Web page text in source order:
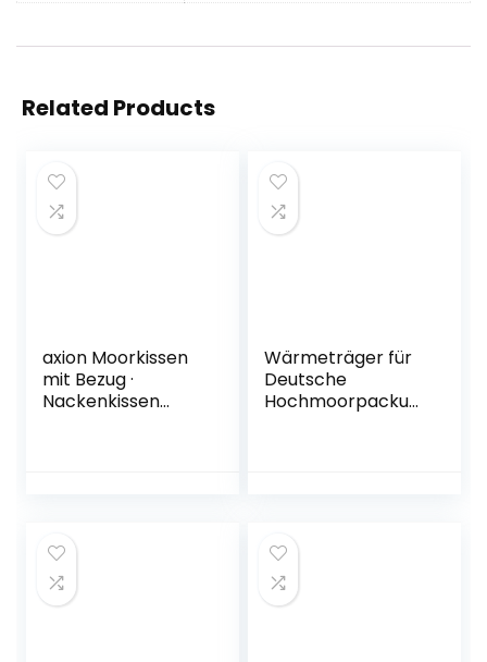
Related Products
axion Moorkissen
mit Bezug ·
Nackenkissen
Nacken & Schulter
· Moorkissen bei
Verspannung &
Wärmeträger für
Deutsche
Hochmoorpackun